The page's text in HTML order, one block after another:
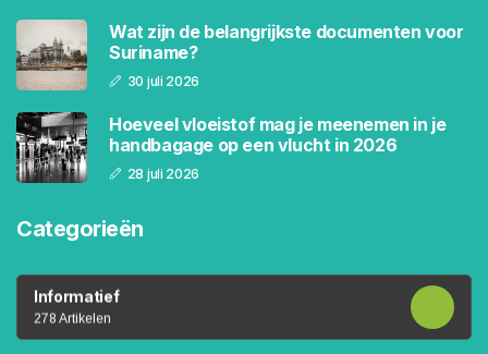
Wat zijn de belangrijkste documenten voor
Suriname?
30 juli 2026
Hoeveel vloeistof mag je meenemen in je
handbagage op een vlucht in 2026
28 juli 2026
Categorieën
Informatief
278 Artikelen